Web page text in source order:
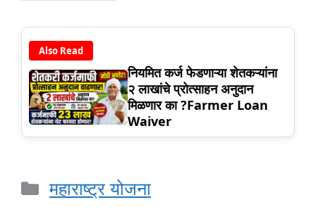
Also Read
नियमित कर्ज फेडणाऱ्या शेतकऱ्यांना
२ लाखांचे प्रोत्साहन अनुदान
मिळणार का ?Farmer Loan
Waiver
Categories
महाराष्ट्र योजना